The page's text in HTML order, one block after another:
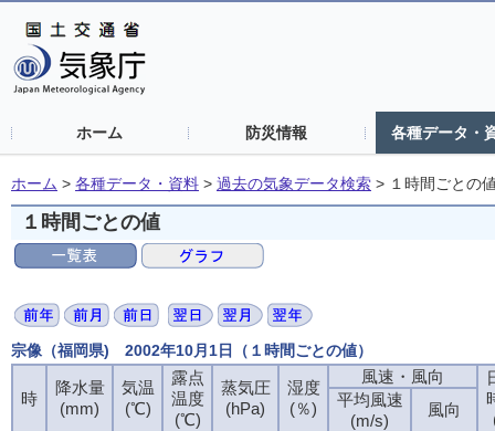
ホーム 防災情報 各種データ・
ホーム > 各種データ・資料 > 過去の気象データ検索 > １時間ごとの
１時間ごとの値
宗像（福岡県) 2002年10月1日（１時間ごとの値）
時
降水量
(mm)
気温
(℃)
露点
温度
(℃)
蒸気圧
(hPa)
湿度
(％)
風速・風向
平均風速
(m/s)
風向
時
降水量
(mm)
気温
(℃)
露点
温度
(℃)
蒸気圧
(hPa)
湿度
(％)
風速・風向
平均風速
(m/s)
風向
時
降水量
(mm)
気温
(℃)
露点
温度
(℃)
蒸気圧
(hPa)
湿度
(％)
風速・風向
平均風速
(m/s)
風向
時
降水量
(mm)
気温
(℃)
露点
温度
(℃)
蒸気圧
(hPa)
湿度
(％)
風速・風向
平均風速
(m/s)
風向